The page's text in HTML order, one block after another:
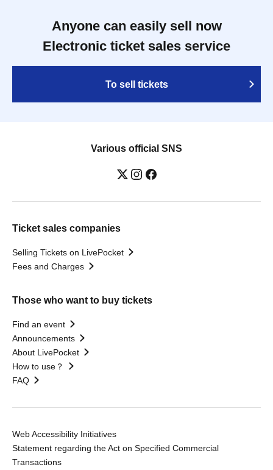
Anyone can easily sell now
Electronic ticket sales service
To sell tickets
Various official SNS
Ticket sales companies
Selling Tickets on LivePocket
Fees and Charges
Those who want to buy tickets
Find an event
Announcements
About LivePocket
How to use？
FAQ
Web Accessibility Initiatives
Statement regarding the Act on Specified Commercial
Transactions